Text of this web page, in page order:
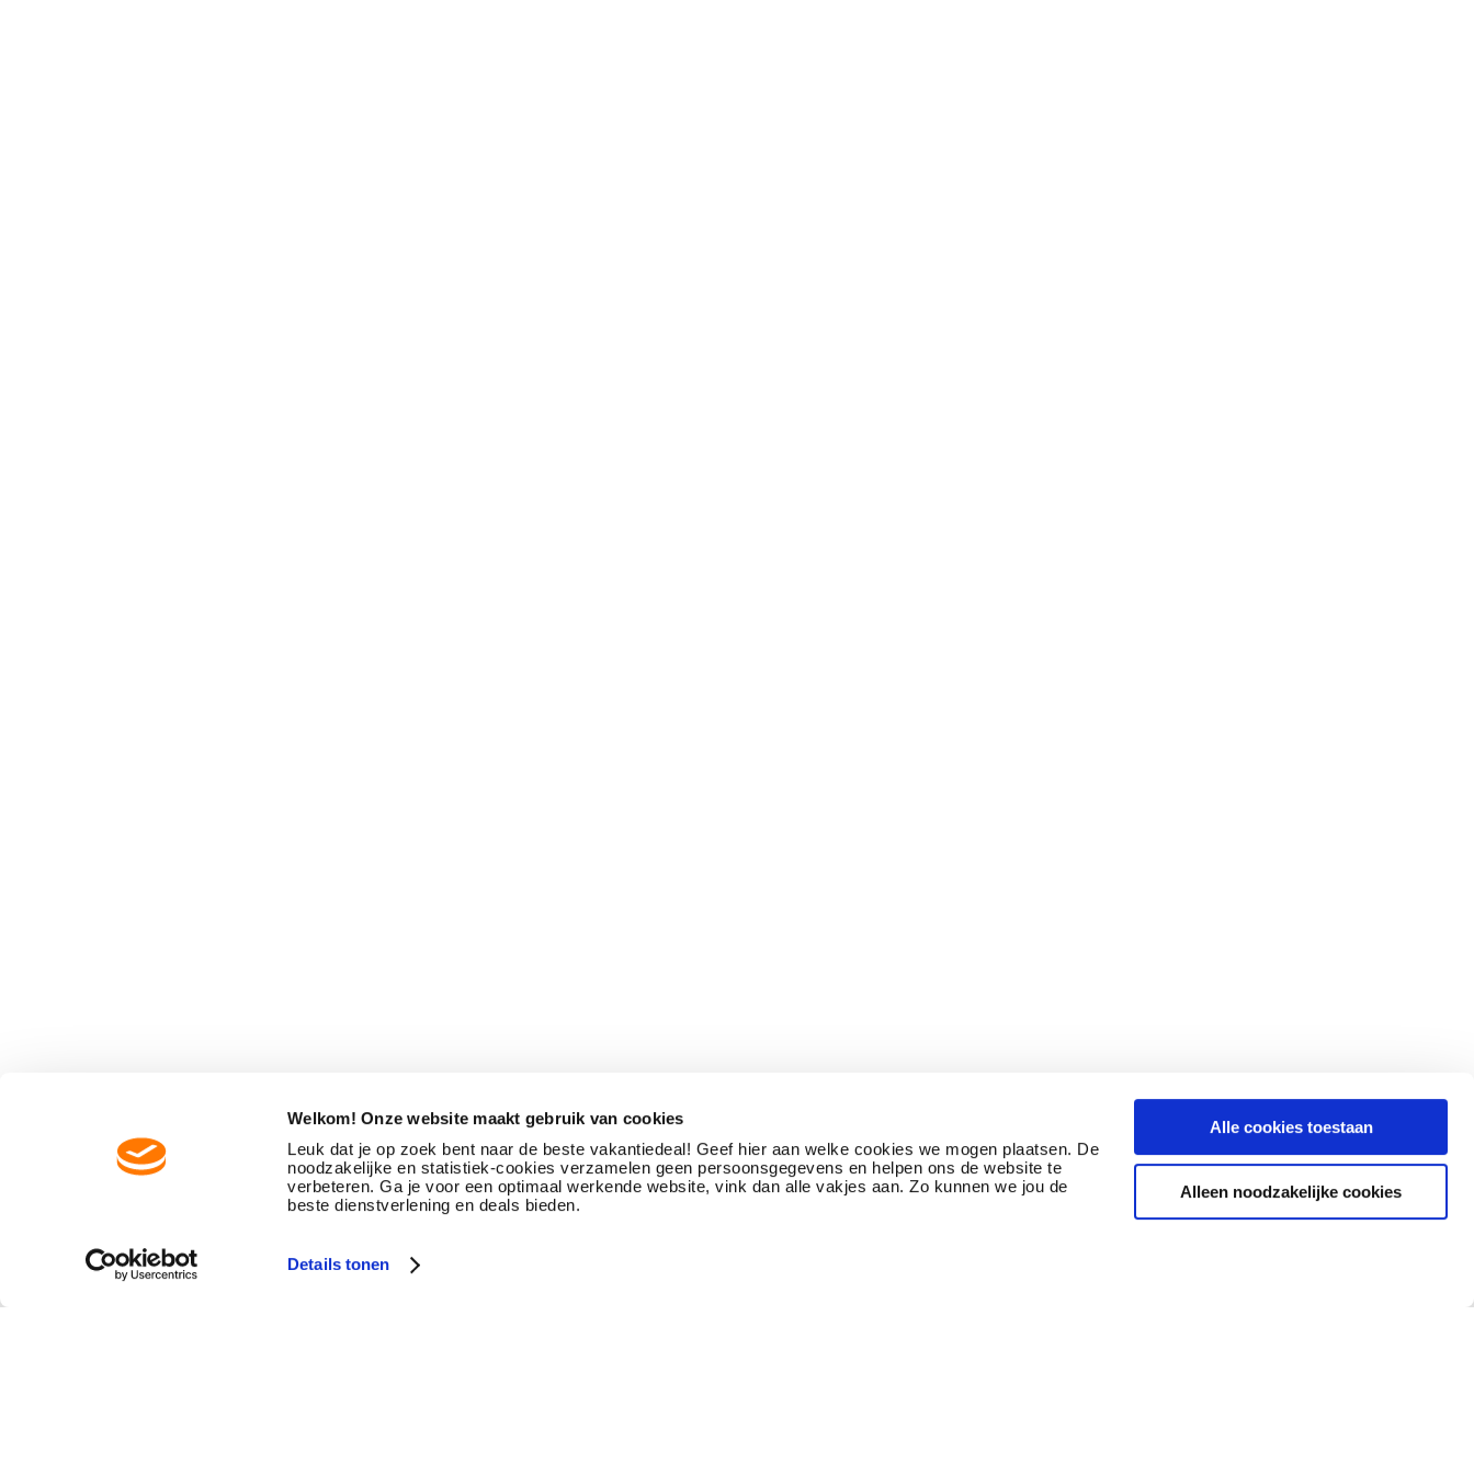
Welkom! Onze website maakt gebruik van cookies
Leuk dat je op zoek bent naar de beste vakantiedeal! Geef hier aan welke cookies we mogen plaatsen. De
noodzakelijke en statistiek-cookies verzamelen geen persoonsgegevens en helpen ons de website te
verbeteren. Ga je voor een optimaal werkende website, vink dan alle vakjes aan. Zo kunnen we jou de
beste dienstverlening en deals bieden.
Details tonen
Alle cookies toestaan
Alleen noodzakelijke cookies